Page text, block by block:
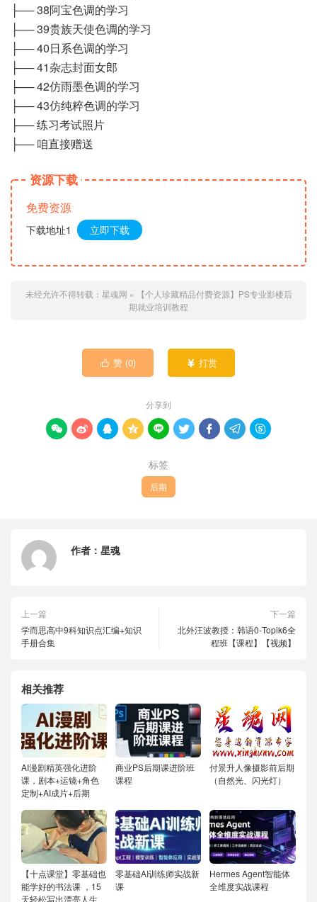
├── 38阿宝色调的学习
├── 39贵族天使色调的学习
├── 40日系色调的学习
├── 41杂志封面女郎
├── 42仿雨墨色调的学习
├── 43仿纯粹色调的学习
├── 练习考试照片
├── 咱直接赠送
资源下载
免费资源
下载地址1 立即下载
未经允许不得转载： 星魂网 »
【个人珍藏精品付费资源】PS专业影楼后
期就业培训教程
 赞 (0)  打赏
分享到
        
标签
后期
作者： 星魂
上一篇
学而思高中9科知识点汇编+知识
手册合集
下一篇
北外汪波教授：韩语0-Topik6全
程班【课程】【视频】
相关推荐
AI漫剧精英强化进阶
课，剧本+运镜+角色
定制+AI成片+后期
商业PS后期课进阶班
课程
付景升人像摄影前后期
（自然光、闪光灯）
【十点课堂】零基础也
能学好的书法课 ，15
天轻松写出漂亮人生
零基础AI训练师实战新
课
Hermes Agent智能体
全维度实战课程